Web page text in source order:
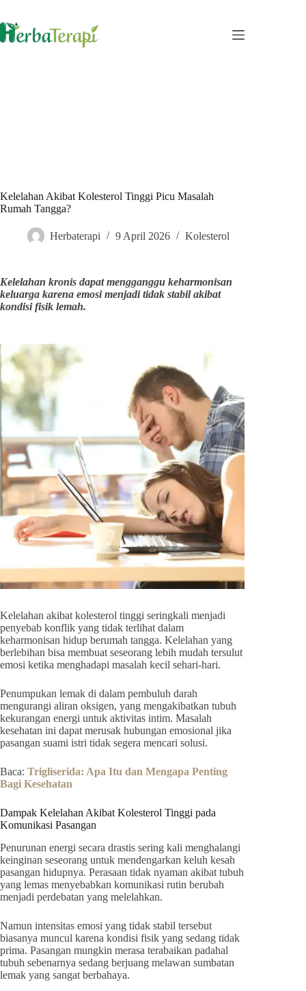
content
Kelelahan Akibat Kolesterol Tinggi Picu Masalah
Rumah Tangga?
Herbaterapi 9 April 2026 Kolesterol
Kelelahan kronis dapat mengganggu keharmonisan
keluarga karena emosi menjadi tidak stabil akibat
kondisi fisik lemah.
Kelelahan akibat kolesterol tinggi seringkali menjadi
penyebab konflik yang tidak terlihat dalam
keharmonisan hidup berumah tangga. Kelelahan yang
berlebihan bisa membuat seseorang lebih mudah tersulut
emosi ketika menghadapi masalah kecil sehari-hari.
Penumpukan lemak di dalam pembuluh darah
mengurangi aliran oksigen, yang mengakibatkan tubuh
kekurangan energi untuk aktivitas intim. Masalah
kesehatan ini dapat merusak hubungan emosional jika
pasangan suami istri tidak segera mencari solusi.
Baca: Trigliserida: Apa Itu dan Mengapa Penting
Bagi Kesehatan
Dampak Kelelahan Akibat Kolesterol Tinggi pada
Komunikasi Pasangan
Penurunan energi secara drastis sering kali menghalangi
keinginan seseorang untuk mendengarkan keluh kesah
pasangan hidupnya. Perasaan tidak nyaman akibat tubuh
yang lemas menyebabkan komunikasi rutin berubah
menjadi perdebatan yang melelahkan.
Namun intensitas emosi yang tidak stabil tersebut
biasanya muncul karena kondisi fisik yang sedang tidak
prima. Pasangan mungkin merasa terabaikan padahal
tubuh sebenarnya sedang berjuang melawan sumbatan
lemak yang sangat berbahaya.